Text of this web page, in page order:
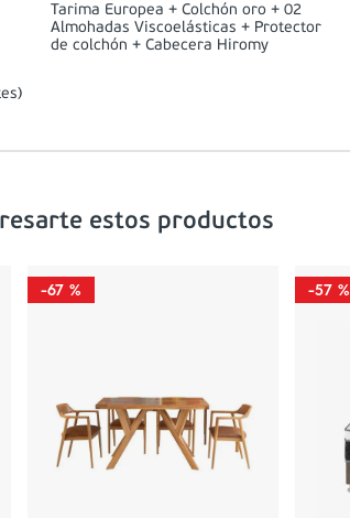
Tarima Europea + Colchón oro + 02
Almohadas Viscoelásticas + Protector
de colchón + Cabecera Hiromy
estos productos
-67 % -57 %